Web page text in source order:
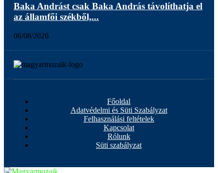
Baka Andrást csak Baka András távolíthatja el
az államfői székből,...
06/08/2026
Főoldal
Adatvédelmi és Süti Szabályzat
Felhasználási feltételek
Kapcsolat
Rólunk
Süti szabályzat